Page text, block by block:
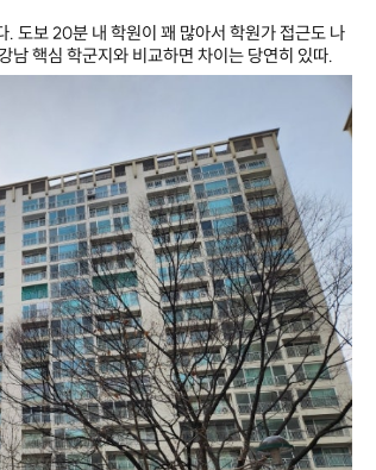
도보 20분 내 학원이 꽤 많아서 학원가 접근도 나
남 핵심 학군지와 비교하면 차이는 당연히 있따.